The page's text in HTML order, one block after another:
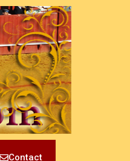
Contact